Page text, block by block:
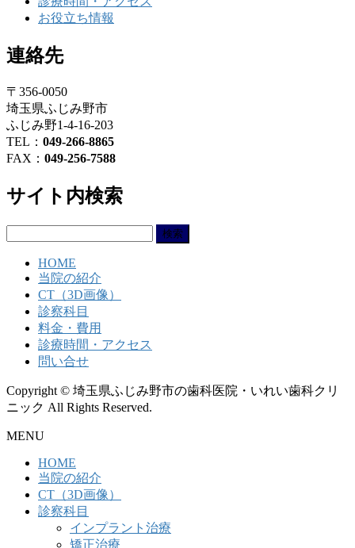
お役立ち情報
連絡先
〒356-0050
埼玉県ふじみ野市
ふじみ野1-4-16-203
TEL： 049-266-8865
FAX： 049-256-7588
サイト内検索
HOME
当院の紹介
CT（3D画像）
診察科目
料金・費用
診療時間・アクセス
問い合せ
Copyright © 埼玉県ふじみ野市の歯科医院・いれい歯科クリ
ニック All Rights Reserved.
MENU
HOME
当院の紹介
CT（3D画像）
診察科目
インプラント治療
矯正治療